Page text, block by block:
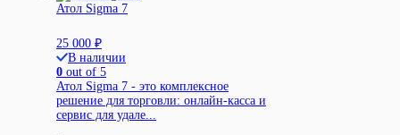
Атол Sigma 7
25 000 ₽
В наличии
0 out of 5
Атол Sigma 7 - это комплексное
решение для торговли: онлайн-касса и
сервис для удале...